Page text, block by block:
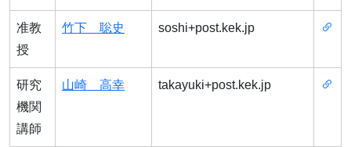
准教
授
竹下 聡史 soshi+post.kek.jp
研究
機関
講師
山崎 高幸 takayuki+post.kek.jp